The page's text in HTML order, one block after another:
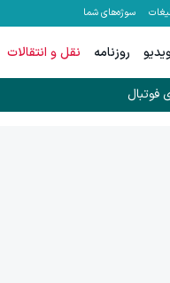
سوژه‌های شما
روزنامه نقل و انتقالات
فوتبال